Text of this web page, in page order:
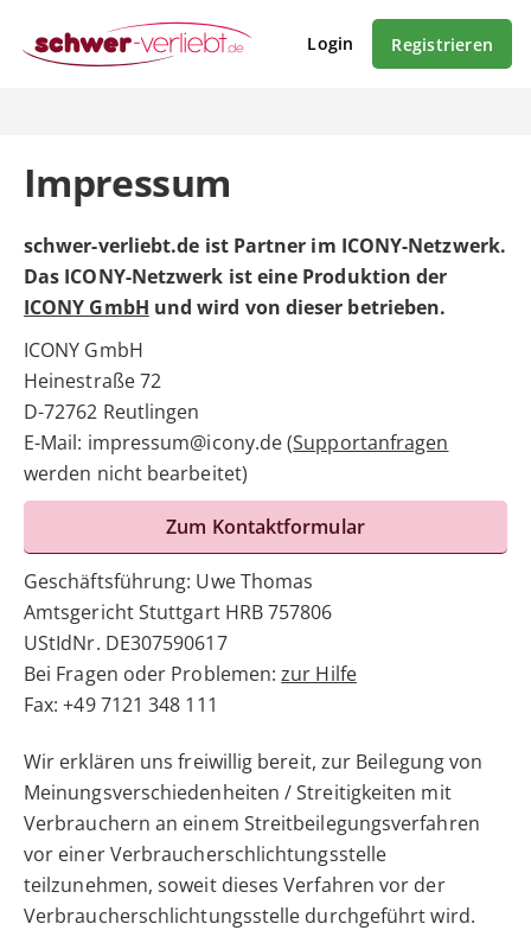
Login Registrieren
Impressum
schwer-verliebt.de ist Partner im ICONY-Netzwerk.
Das ICONY-Netzwerk ist eine Produktion der
ICONY GmbH und wird von dieser betrieben.
ICONY GmbH
Heinestraße 72
D-72762 Reutlingen
E-Mail: impressum@icony.de (Supportanfragen
werden nicht bearbeitet)
Zum Kontaktformular
Geschäftsführung: Uwe Thomas
Amtsgericht Stuttgart HRB 757806
UStIdNr. DE307590617
Bei Fragen oder Problemen:zur Hilfe
Fax: +49 7121 348 111
Wir erklären uns freiwillig bereit, zur Beilegung von
Meinungsverschiedenheiten / Streitigkeiten mit
Verbrauchern an einem Streitbeilegungsverfahren
vor einer Verbraucherschlichtungsstelle
teilzunehmen, soweit dieses Verfahren vor der
Verbraucherschlichtungsstelle durchgeführt wird.